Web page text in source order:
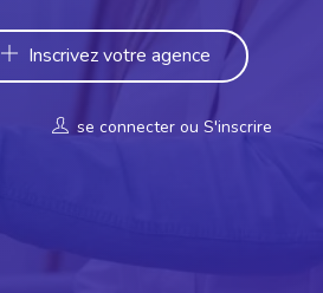
Inscrivez votre agence
se connecter ou S'inscrire